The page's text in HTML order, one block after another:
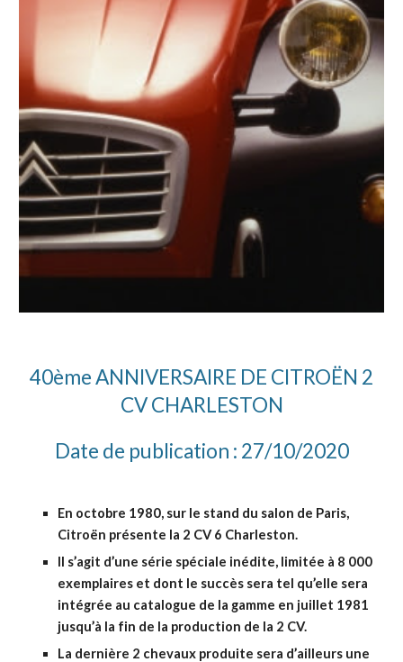
40ème ANNIVERSAIRE DE CITROËN 2
CV CHARLESTON
Date de publication : 27/10/2020
En octobre 1980, sur le stand du salon de Paris,
Citroën présente la 2 CV 6 Charleston.
Il s’agit d’une série spéciale inédite, limitée à 8 000
exemplaires et dont le succès sera tel qu’elle sera
intégrée au catalogue de la gamme en juillet 1981
jusqu’à la fin de la production de la 2 CV.
La dernière 2 chevaux produite sera d’ailleurs une